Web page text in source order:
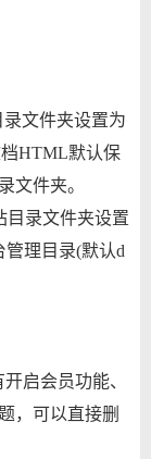
文件夹设置为
HTML默认保
文件夹。
目录文件夹设置
管理目录(默认d
启会员功能、
，可以直接删